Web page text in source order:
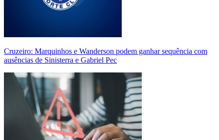
Cruzeiro: Marquinhos e Wanderson podem ganhar sequência com
ausências de Sinisterra e Gabriel Pec